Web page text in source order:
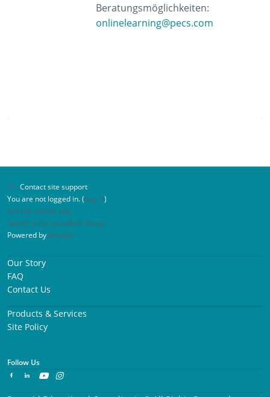
Beratungsmöglichkeiten:
onlinelearning@pecs.com
Contact site support
You are not logged in. (Log in)
Get the mobile app
Switch to the standard theme
Powered by Moodle
Our Story
FAQ
Contact Us
Products & Services
Site Policy
Follow Us